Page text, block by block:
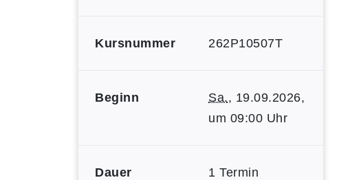
Kursnummer 262P10507T
Beginn Sa., 19.09.2026,
um 09:00 Uhr
Dauer 1 Termin